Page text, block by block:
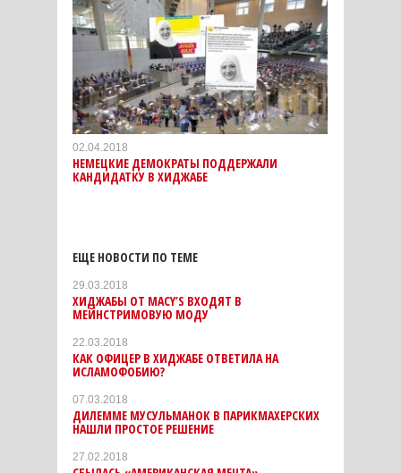
02.04.2018
НЕМЕЦКИЕ ДЕМОКРАТЫ ПОДДЕРЖАЛИ
КАНДИДАТКУ В ХИДЖАБЕ
ЕЩЕ НОВОСТИ ПО ТЕМЕ
29.03.2018
ХИДЖАБЫ ОТ MACY’S ВХОДЯТ В
МЕЙНСТРИМОВУЮ МОДУ
22.03.2018
КАК ОФИЦЕР В ХИДЖАБЕ ОТВЕТИЛА НА
ИСЛАМОФОБИЮ?
07.03.2018
ДИЛЕММЕ МУСУЛЬМАНОК В ПАРИКМАХЕРСКИХ
НАШЛИ ПРОСТОЕ РЕШЕНИЕ
27.02.2018